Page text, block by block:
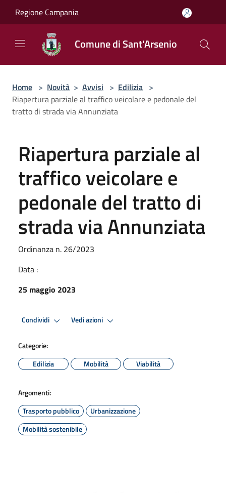
Regione Campania
Comune di Sant'Arsenio
Home > Novità > Avvisi > Edilizia >
Riapertura parziale al traffico veicolare e pedonale del
tratto di strada via Annunziata
Riapertura parziale al
traffico veicolare e
pedonale del tratto di
strada via Annunziata
Ordinanza n. 26/2023
Data :
25 maggio 2023
Condividi Vedi azioni
Categorie:
Edilizia
Mobilità Viabilità
Argomenti:
Trasporto pubblico
Urbanizzazione
Mobilità sostenibile